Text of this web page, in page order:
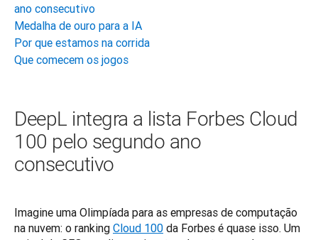
ano consecutivo
Medalha de ouro para a IA
Por que estamos na corrida
Que comecem os jogos
DeepL integra a lista Forbes Cloud
100 pelo segundo ano
consecutivo
Imagine uma Olimpíada para as empresas de computação
na nuvem: o ranking Cloud 100 da Forbes é quase isso. Um